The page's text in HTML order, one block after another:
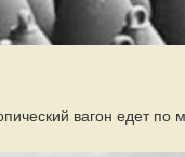
вaгон едет по